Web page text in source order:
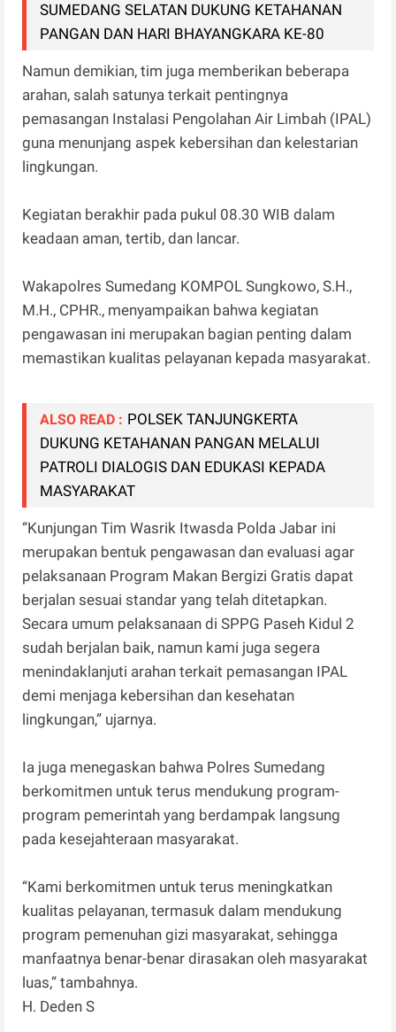
SUMEDANG SELATAN DUKUNG KETAHANAN
PANGAN DAN HARI BHAYANGKARA KE-80
Namun demikian, tim juga memberikan beberapa
arahan, salah satunya terkait pentingnya
pemasangan Instalasi Pengolahan Air Limbah (IPAL)
guna menunjang aspek kebersihan dan kelestarian
lingkungan.
Kegiatan berakhir pada pukul 08.30 WIB dalam
keadaan aman, tertib, dan lancar.
Wakapolres Sumedang KOMPOL Sungkowo, S.H.,
M.H., CPHR., menyampaikan bahwa kegiatan
pengawasan ini merupakan bagian penting dalam
memastikan kualitas pelayanan kepada masyarakat.
ALSO READ : POLSEK TANJUNGKERTA
DUKUNG KETAHANAN PANGAN MELALUI
PATROLI DIALOGIS DAN EDUKASI KEPADA
MASYARAKAT
“Kunjungan Tim Wasrik Itwasda Polda Jabar ini
merupakan bentuk pengawasan dan evaluasi agar
pelaksanaan Program Makan Bergizi Gratis dapat
berjalan sesuai standar yang telah ditetapkan.
Secara umum pelaksanaan di SPPG Paseh Kidul 2
sudah berjalan baik, namun kami juga segera
menindaklanjuti arahan terkait pemasangan IPAL
demi menjaga kebersihan dan kesehatan
lingkungan,” ujarnya.
Ia juga menegaskan bahwa Polres Sumedang
berkomitmen untuk terus mendukung program-
program pemerintah yang berdampak langsung
pada kesejahteraan masyarakat.
“Kami berkomitmen untuk terus meningkatkan
kualitas pelayanan, termasuk dalam mendukung
program pemenuhan gizi masyarakat, sehingga
manfaatnya benar-benar dirasakan oleh masyarakat
luas,” tambahnya.
H. Deden S